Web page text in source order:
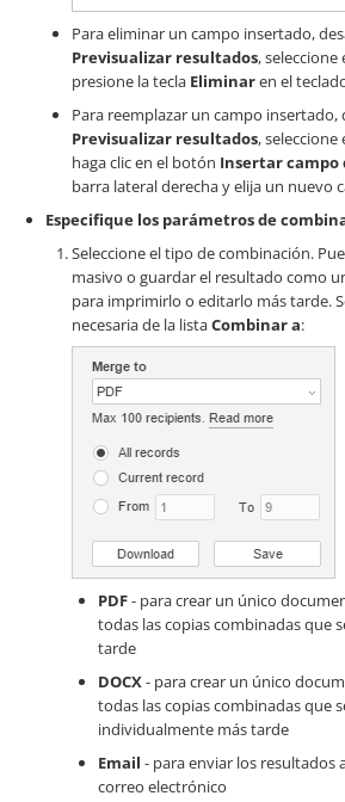
Para eliminar un campo insertado,
Previsualizar resultados,
presione la tecla Eliminaren el
Para reemplazar un campo insertado,
Previsualizar resultados,
haga clic en el botón Insertar campo
barra lateral derecha y elija un nuevo
Especifique los parámetros de
Seleccione el tipo de combinación.
masivo o guardar el resultado como
para imprimirlo o editarlo más tarde.
necesaria de la listaCombinar a:
PDF- para crear un único
todas las copias combinadas que
tarde
DOCX- para crear un único
todas las copias combinadas que
individualmente más tarde
Email - para enviar los resultados
correo electrónico